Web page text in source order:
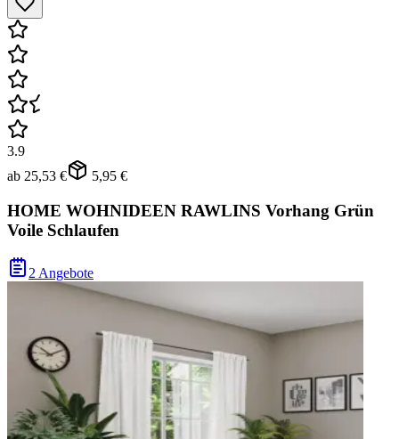
3.9
ab 25,53 € 5,95 €
HOME WOHNIDEEN RAWLINS Vorhang Grün
Voile Schlaufen
2 Angebote